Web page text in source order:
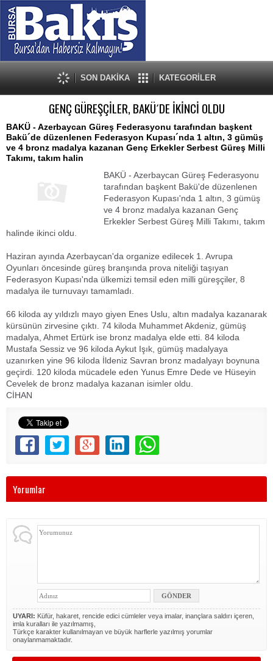
SON DAKİKA KATEGORİLER
GENÇ GÜREŞÇİLER, BAKÜ´DE İKİNCİ OLDU
BAKÜ - Azerbaycan Güreş Federasyonu tarafından başkent
Bakü´de düzenlenen Federasyon Kupası´nda 1 altın, 3 gümüş
ve 4 bronz madalya kazanan Genç Erkekler Serbest Güreş Milli
Takımı, takım halin
BAKÜ - Azerbaycan Güreş Federasyonu
tarafından başkent Bakü'de düzenlenen
Federasyon Kupası'nda 1 altın, 3 gümüş
ve 4 bronz madalya kazanan Genç
Erkekler Serbest Güreş Milli Takımı, takım
halinde ikinci oldu.
Haziran ayında Azerbaycan'da organize edilecek 1. Avrupa
Oyunları öncesinde güreş branşında prova niteliği taşıyan
Federasyon Kupası'nda ülkemizi temsil eden milli güreşçiler, 8
madalya ile turnuvayı tamamladı.
66 kiloda ay yıldızlı mayo giyen Enes Uslu, altın madalya kazanarak
kürsünün zirvesine çıktı. 74 kiloda Muhammet Akdeniz, gümüş
madalya, Ahmet Ertürk ise bronz madalya elde etti. 84 kiloda
Mustafa Sessiz ve 96 kiloda Aykut Işık, gümüş madalyaya
uzanırken yine 96 kiloda İldeniz Savran bronz madalyayı boynuna
geçirdi. 120 kiloda mücadele eden Yunus Emre Dede ve Hüseyin
Cevelek de bronz madalya kazanan isimler oldu.
CİHAN
Yorumlar
UYARI: Küfür, hakaret, rencide edici cümleler veya imalar, inançlara saldırı içeren,
imla kuralları ile yazılmamış,
Türkçe karakter kullanılmayan ve büyük harflerle yazılmış yorumlar
onaylanmamaktadır.